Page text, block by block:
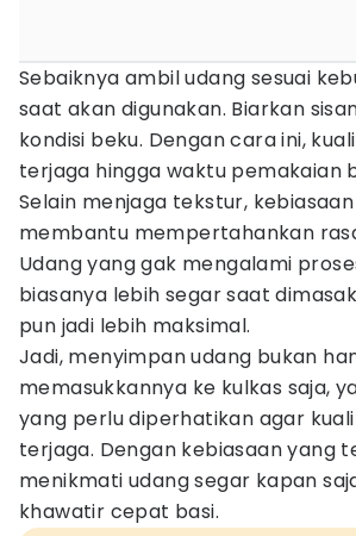
Sebaiknya ambil udang sesuai
saat akan digunakan. Biarkan
kondisi beku. Dengan cara ini,
terjaga hingga waktu pemakaian
Selain menjaga tekstur, kebiasaan
membantu mempertahankan
Udang yang gak mengalami
biasanya lebih segar saat
pun jadi lebih maksimal.
Jadi, menyimpan udang bukan
memasukkannya ke kulkas saja,
yang perlu diperhatikan agar
terjaga. Dengan kebiasaan yang
menikmati udang segar kapan
khawatir cepat basi.